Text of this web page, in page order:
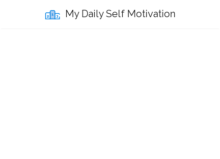
My Daily Self Motivation